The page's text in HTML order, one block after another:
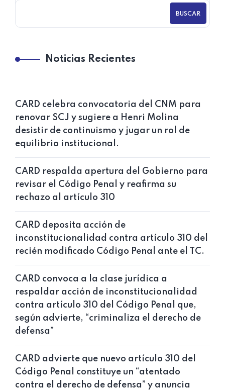
BUSCAR
Noticias Recientes
CARD celebra convocatoria del CNM para
renovar SCJ y sugiere a Henri Molina
desistir de continuismo y jugar un rol de
equilibrio institucional.
CARD respalda apertura del Gobierno para
revisar el Código Penal y reafirma su
rechazo al artículo 310
CARD deposita acción de
inconstitucionalidad contra artículo 310 del
recién modificado Código Penal ante el TC.
CARD convoca a la clase jurídica a
respaldar acción de inconstitucionalidad
contra artículo 310 del Código Penal que,
según advierte, “criminaliza el derecho de
defensa”
CARD advierte que nuevo artículo 310 del
Código Penal constituye un “atentado
contra el derecho de defensa” y anuncia